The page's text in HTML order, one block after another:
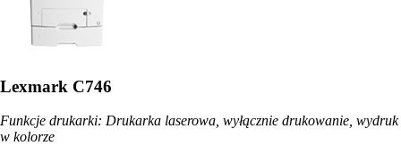
Lexmark C746
Funkcje drukarki: Drukarka laserowa, wyłącznie drukowanie, wydruk
w kolorze